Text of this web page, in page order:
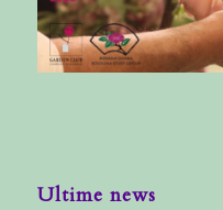
Ultime news